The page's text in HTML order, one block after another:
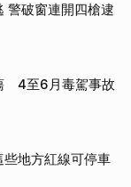
警破窗連開四槍逮
4至6月毒駕事故
地方紅線可停車